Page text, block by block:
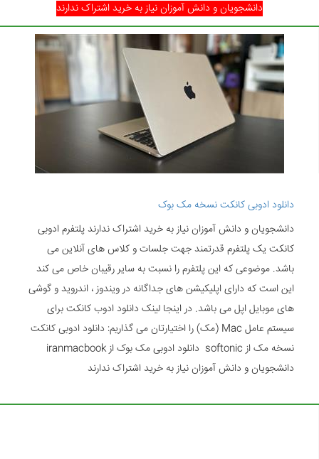
دانشجویان و دانش آموزان نیاز به خرید اشتراک ندارند
دانلود ادوبی کانکت نسخه مک بوک
دانشجویان و دانش آموزان نیاز به خرید اشتراک ندارند پلتفرم ادوبی
کانکت یک پلتفرم قدرتمند جهت جلسات و کلاس های آنلاین می
باشد. موضوعی که این پلتفرم را نسبت به سایر رقیبان خاص می کند
این است که دارای اپلیکیشن های جداگانه در ویندوز ، اندروید و گوشی
های موبایل اپل می باشد. در اینجا لینک دانلود ادوب کانکت برای
سیستم عامل Mac (مک) را اختیارتان می گذاریم: دانلود ادوبی کانکت
نسخه مک از softonic دانلود ادوبی مک بوک از iranmacbook
دانشجویان و دانش آموزان نیاز به خرید اشتراک ندارند